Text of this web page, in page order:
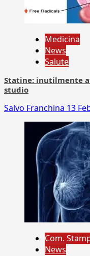
Medicina
News
Salute
Statine: inutilmente
studio
Salvo Franchina 13
Com.
News